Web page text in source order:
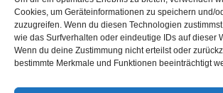
Cookies, um Geräteinformationen zu speichern und/
zuzugreifen. Wenn du diesen Technologien
wie das Surfverhalten oder eindeutige IDs auf dieser
Wenn du deine Zustimmung nicht erteilst oder
bestimmte Merkmale und Funktionen beeinträchtigt
Ausgabe verpasst? Kein Problem – einfach